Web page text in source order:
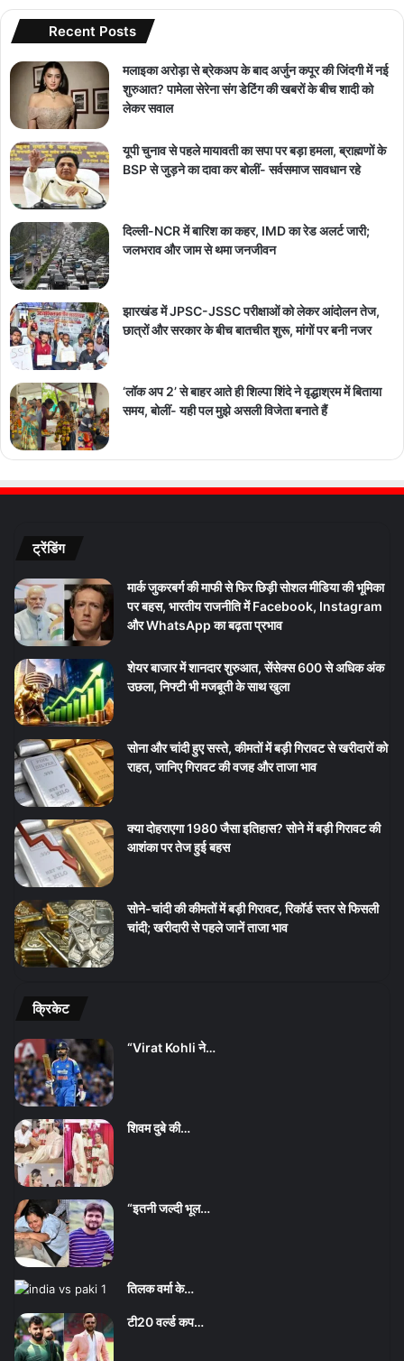
Recent Posts
मलाइका अरोड़ा से ब्रेकअप के बाद अर्जुन कपूर की जिंदगी में नई
शुरुआत? पामेला सेरेना संग डेटिंग की खबरों के बीच शादी को
लेकर सवाल
यूपी चुनाव से पहले मायावती का सपा पर बड़ा हमला, ब्राह्मणों के
BSP से जुड़ने का दावा कर बोलीं- सर्वसमाज सावधान रहे
दिल्ली-NCR में बारिश का कहर, IMD का रेड अलर्ट जारी;
जलभराव और जाम से थमा जनजीवन
झारखंड में JPSC-JSSC परीक्षाओं को लेकर आंदोलन तेज,
छात्रों और सरकार के बीच बातचीत शुरू, मांगों पर बनी नजर
‘लॉक अप 2’ से बाहर आते ही शिल्पा शिंदे ने वृद्धाश्रम में बिताया
समय, बोलीं- यही पल मुझे असली विजेता बनाते हैं
ट्रेंडिंग
मार्क जुकरबर्ग की माफी से फिर छिड़ी सोशल मीडिया की भूमिका
पर बहस, भारतीय राजनीति में Facebook, Instagram
और WhatsApp का बढ़ता प्रभाव
शेयर बाजार में शानदार शुरुआत, सेंसेक्स 600 से अधिक अंक
उछला, निफ्टी भी मजबूती के साथ खुला
सोना और चांदी हुए सस्ते, कीमतों में बड़ी गिरावट से खरीदारों को
राहत, जानिए गिरावट की वजह और ताजा भाव
क्या दोहराएगा 1980 जैसा इतिहास? सोने में बड़ी गिरावट की
आशंका पर तेज हुई बहस
सोने-चांदी की कीमतों में बड़ी गिरावट, रिकॉर्ड स्तर से फिसली
चांदी; खरीदारी से पहले जानें ताजा भाव
क्रिकेट
“Virat Kohli ने…
शिवम दुबे की…
“इतनी जल्दी भूल…
तिलक वर्मा के…
टी20 वर्ल्ड कप…